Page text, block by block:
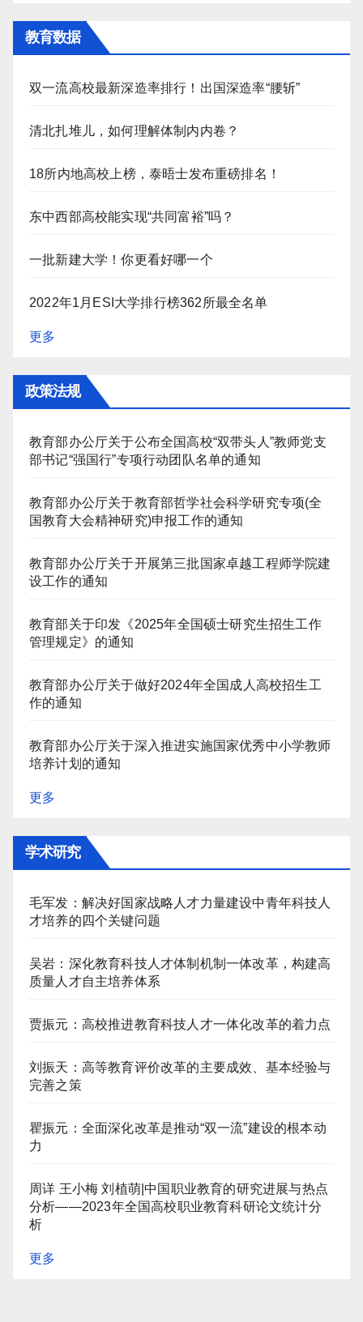
教育数据
双一流高校最新深造率排行！出国深造率“腰斩”
清北扎堆儿，如何理解体制内内卷？
18所内地高校上榜，泰晤士发布重磅排名！
东中西部高校能实现“共同富裕”吗？
一批新建大学！你更看好哪一个
2022年1月ESI大学排行榜362所最全名单
更多
政策法规
教育部办公厅关于公布全国高校“双带头人”教师党支
部书记“强国行”专项行动团队名单的通知
教育部办公厅关于教育部哲学社会科学研究专项(全
国教育大会精神研究)申报工作的通知
教育部办公厅关于开展第三批国家卓越工程师学院建
设工作的通知
教育部关于印发《2025年全国硕士研究生招生工作
管理规定》的通知
教育部办公厅关于做好2024年全国成人高校招生工
作的通知
教育部办公厅关于深入推进实施国家优秀中小学教师
培养计划的通知
更多
学术研究
毛军发：解决好国家战略人才力量建设中青年科技人
才培养的四个关键问题
吴岩：深化教育科技人才体制机制一体改革，构建高
质量人才自主培养体系
贾振元：高校推进教育科技人才一体化改革的着力点
刘振天：高等教育评价改革的主要成效、基本经验与
完善之策
瞿振元：全面深化改革是推动“双一流”建设的根本动
力
周详 王小梅 刘植萌|中国职业教育的研究进展与热点
分析——2023年全国高校职业教育科研论文统计分
析
更多